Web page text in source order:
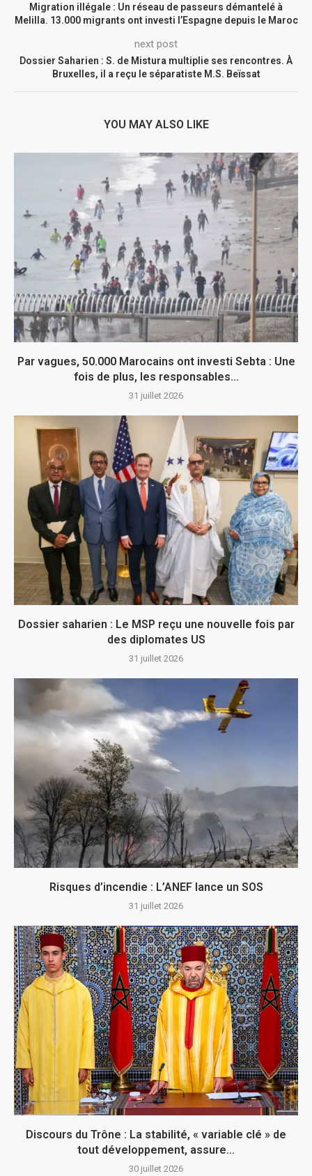
Migration illégale : Un réseau de passeurs démantelé à
Melilla. 13.000 migrants ont investi l’Espagne depuis le Maroc
next post
Dossier Saharien : S. de Mistura multiplie ses rencontres. À
Bruxelles, il a reçu le séparatiste M.S. Beïssat
YOU MAY ALSO LIKE
Par vagues, 50.000 Marocains ont investi Sebta : Une
fois de plus, les responsables...
31 juillet 2026
Dossier saharien : Le MSP reçu une nouvelle fois par
des diplomates US
31 juillet 2026
Risques d’incendie : L’ANEF lance un SOS
31 juillet 2026
Discours du Trône : La stabilité, « variable clé » de
tout développement, assure...
30 juillet 2026